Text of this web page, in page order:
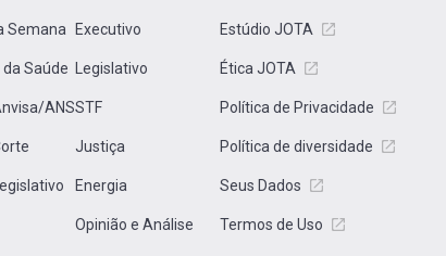
Semana
Saúde
ANS
Executivo
Legislativo
STF
Justiça
Energia
Opinião e Análise
Estúdio JOTA
Ética JOTA
Política de Privacidade
Política de diversidade
Seus Dados
Termos de Uso